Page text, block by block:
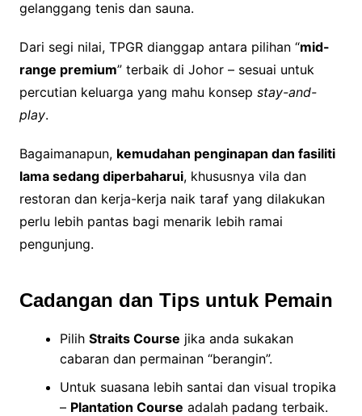
gelanggang tenis dan sauna.
Dari segi nilai, TPGR dianggap antara pilihan “mid-
range premium” terbaik di Johor – sesuai untuk
percutian keluarga yang mahu konsep stay-and-
play.
Bagaimanapun, kemudahan penginapan dan fasiliti
lama sedang diperbaharui, khususnya vila dan
restoran dan kerja-kerja naik taraf yang dilakukan
perlu lebih pantas bagi menarik lebih ramai
pengunjung.
Cadangan dan Tips untuk Pemain
Pilih Straits Course jika anda sukakan
cabaran dan permainan “berangin”.
Untuk suasana lebih santai dan visual tropika
– Plantation Course adalah padang terbaik.